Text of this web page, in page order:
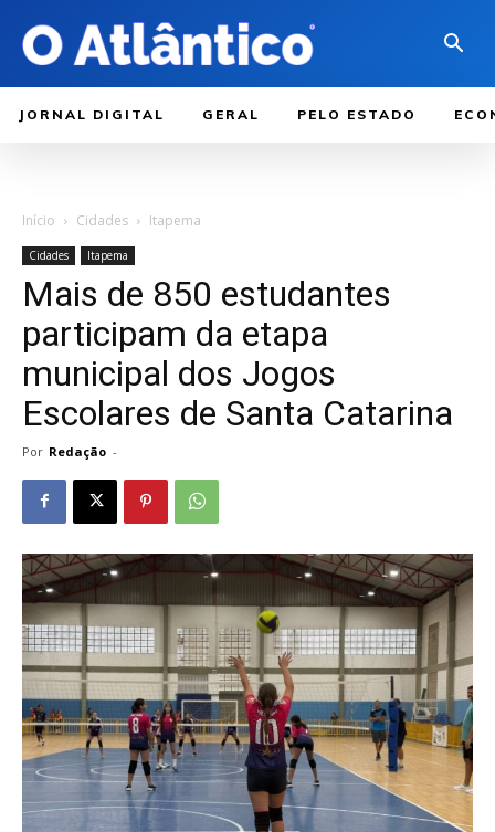
JORNAL DIGITAL GERAL PELO ESTADO
Início Cidades Itapema
Cidades Itapema
Mais de 850 estudantes
participam da etapa
municipal dos Jogos
Escolares de Santa Catarina
Por Redação -